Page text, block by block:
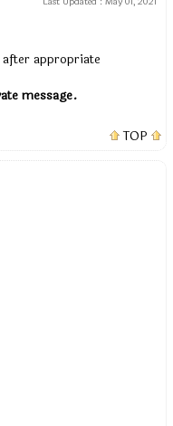
appropriate
message.
TOP